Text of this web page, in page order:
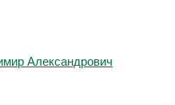
Александрович